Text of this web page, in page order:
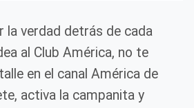
la verdad detrás de cada
al Club América, no te
en el canal América de
activa la campanita y